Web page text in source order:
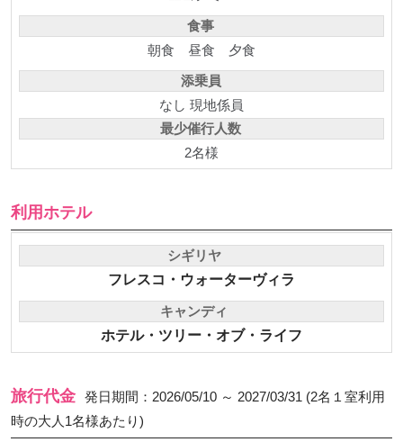
食事
朝食 昼食 夕食
添乗員
なし 現地係員
最少催行人数
2名様
利用ホテル
シギリヤ
フレスコ・ウォーターヴィラ
キャンディ
ホテル・ツリー・オブ・ライフ
旅行代金 発日期間：2026/05/10 ～ 2027/03/31 (2名１室利用
時の大人1名様あたり)